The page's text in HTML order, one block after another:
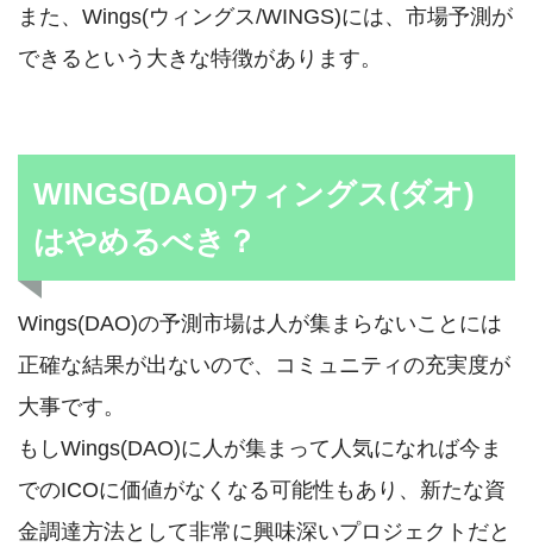
また、Wings(ウィングス/WINGS)には、市場予測が
できるという大きな特徴があります。
WINGS(DAO)ウィングス(ダオ)
はやめるべき？
Wings(DAO)の予測市場は人が集まらないことには
正確な結果が出ないので、コミュニティの充実度が
大事です。
もしWings(DAO)に人が集まって人気になれば今ま
でのICOに価値がなくなる可能性もあり、新たな資
金調達方法として非常に興味深いプロジェクトだと